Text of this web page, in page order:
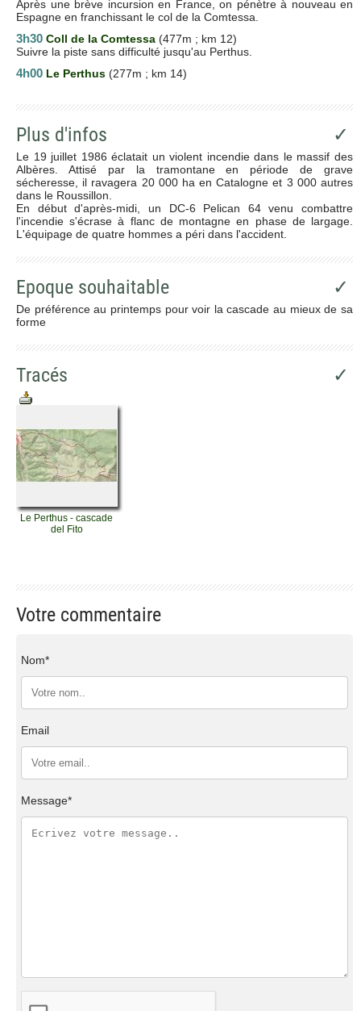
Après une brève incursion en France, on pénètre à nouveau en
Espagne en franchissant le col de la Comtessa.
3h30 Coll de la Comtessa (477m ; km 12)
Suivre la piste sans difficulté jusqu'au Perthus.
4h00 Le Perthus (277m ; km 14)
Plus d'infos ✓
Le 19 juillet 1986 éclatait un violent incendie dans le massif des
Albères. Attisé par la tramontane en période de grave
sécheresse, il ravagera 20 000 ha en Catalogne et 3 000 autres
dans le Roussillon.
En début d'après-midi, un DC-6 Pelican 64 venu combattre
l'incendie s'écrase à flanc de montagne en phase de largage.
L'équipage de quatre hommes a péri dans l'accident.
Epoque souhaitable ✓
De préférence au printemps pour voir la cascade au mieux de sa
forme
Tracés ✓
Le Perthus - cascade
del Fito
Votre commentaire
Nom*
Email
Message*